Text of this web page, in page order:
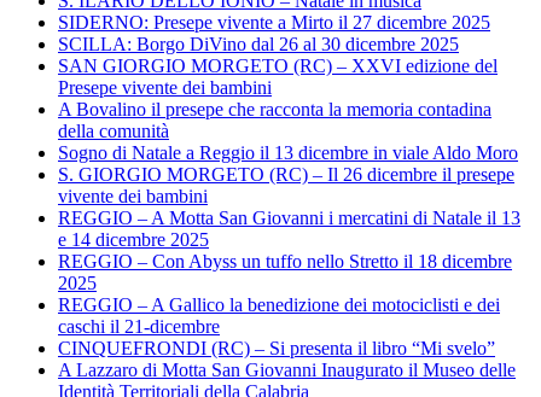
SIDERNO: Presepe vivente a Mirto il 27 dicembre 2025
SCILLA: Borgo DiVino dal 26 al 30 dicembre 2025
SAN GIORGIO MORGETO (RC) – XXVI edizione del
Presepe vivente dei bambini
A Bovalino il presepe che racconta la memoria contadina
della comunità
Sogno di Natale a Reggio il 13 dicembre in viale Aldo Moro
S. GIORGIO MORGETO (RC) – Il 26 dicembre il presepe
vivente dei bambini
REGGIO – A Motta San Giovanni i mercatini di Natale il 13
e 14 dicembre 2025
REGGIO – Con Abyss un tuffo nello Stretto il 18 dicembre
2025
REGGIO – A Gallico la benedizione dei motociclisti e dei
caschi il 21-dicembre
CINQUEFRONDI (RC) – Si presenta il libro “Mi svelo”
A Lazzaro di Motta San Giovanni Inaugurato il Museo delle
Identità Territoriali della Calabria